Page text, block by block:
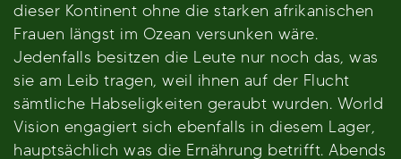
dieser Kontinent ohne die starken afrikanischen
Frauen längst im Ozean versunken wäre.
Jedenfalls besitzen die Leute nur noch das, was
sie am Leib tragen, weil ihnen auf der Flucht
sämtliche Habseligkeiten geraubt wurden. World
Vision engagiert sich ebenfalls in diesem Lager,
hauptsächlich was die Ernährung betrifft. Abends